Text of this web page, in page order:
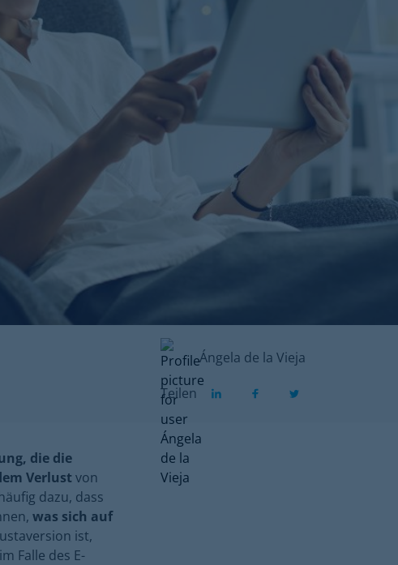
Ángela de la Vieja
Teilen
die die
Verlustvon
dazu, dass
was sich auf
ist,
Falle des E-